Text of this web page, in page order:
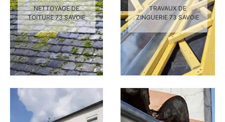
NETTOYAGE DE
TOITURE 73 SAVOIE
TRAVAUX DE
ZINGUERIE 73 SAVOIE